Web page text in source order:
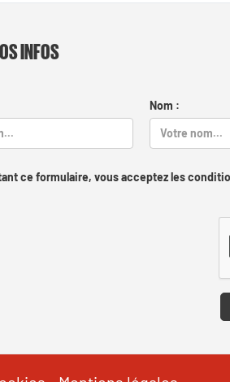
INFOS
Nom :
ce formulaire, vous acceptez les